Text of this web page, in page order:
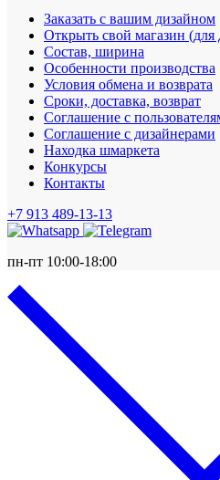
Заказать с вашим дизайном
Открыть свой магазин (для
Cостав, ширина
Особенности производства
Условия обмена и возврата
Сроки, доставка, возврат
Соглашение с
Соглашение с дизайнерами
Находка шмаркета
Конкурсы
Контакты
+7 913 489-13-13
пн-пт 10:00-18:00